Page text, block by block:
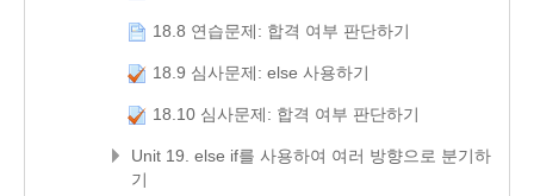
18.8 연습문제: 합격 여부 판단하기
18.9 심사문제: else 사용하기
18.10 심사문제: 합격 여부 판단하기
Unit 19. else if를 사용하여 여러 방향으로 분기하
기